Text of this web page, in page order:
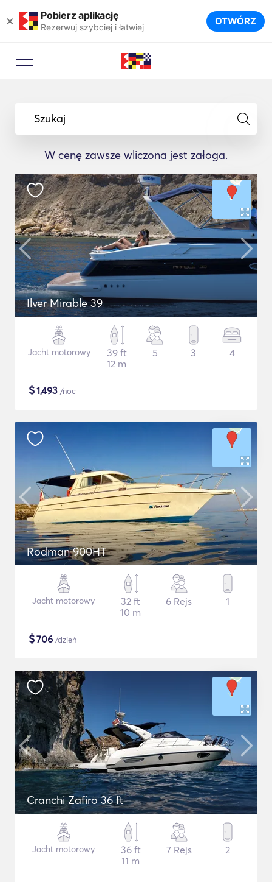
× Pobierz aplikację
Rezerwuj szybciej i łatwiej OTWÓRZ
Szukaj
W cenę zawsze wliczona jest załoga.
Ilver Mirable 39
Jacht motorowy
39 ft
12 m
5 3 4
$1,493 /noc
Rodman 900HT
Jacht motorowy
32 ft
10 m
6 Rejs 1
$706 /dzień
Cranchi Zafiro 36 ft
Jacht motorowy
36 ft
11 m
7 Rejs 2